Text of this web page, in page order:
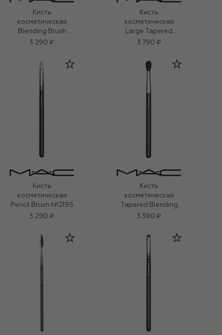
Кисть
косметическая
Blending Brush
№217S
3 290 ₽
Кисть
косметическая
Large Tapered
Blending №240S
3 790 ₽
Кисть
косметическая
Pencil Brush №219S
3 290 ₽
Кисть
косметическая
Tapered Blending
№224S
3 390 ₽